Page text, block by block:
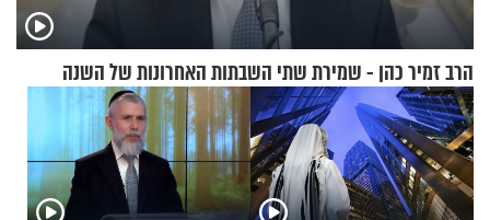
הרב זמיר כהן - שמירת שתי השבתות האחרונות של השנה